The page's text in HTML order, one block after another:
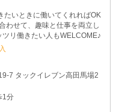
いときに働いてくれればOK
わせて、趣味と仕事を両立し
リ働きたい人もWELCOME♪
7 タックイレブン高田馬場2
1分